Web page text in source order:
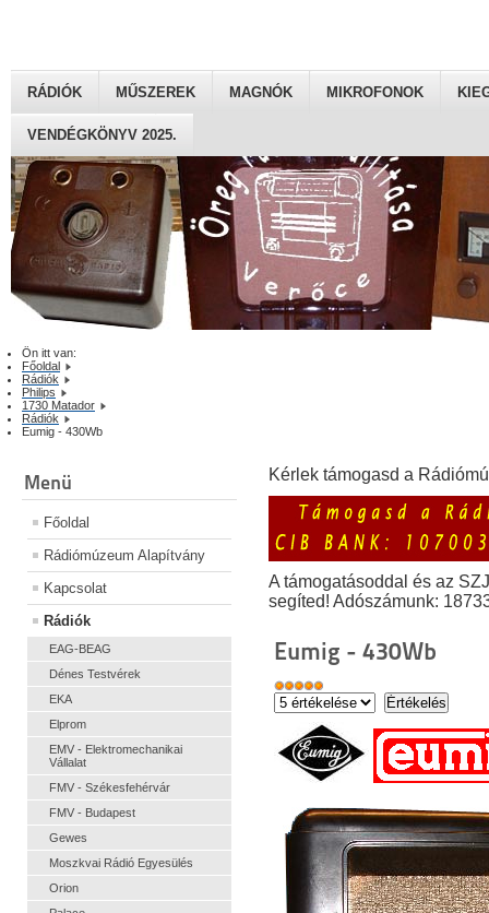
RÁDIÓK MŰSZEREK MAGNÓK MIKROFONOK
VENDÉGKÖNYV 2025.
Ön itt van:
Főoldal
Rádiók
Philips
1730 Matador
Rádiók
Eumig - 430Wb
Menü
Főoldal
Rádiómúzeum Alapítvány
Kapcsolat
Rádiók
EAG-BEAG
Dénes Testvérek
EKA
Elprom
EMV - Elektromechanikai
Vállalat
FMV - Székesfehérvár
FMV - Budapest
Gewes
Moszkvai Rádió Egyesülés
Orion
Kérlek támogasd a
A támogatásoddal és az
segíted! Adószámunk:
Eumig - 430Wb